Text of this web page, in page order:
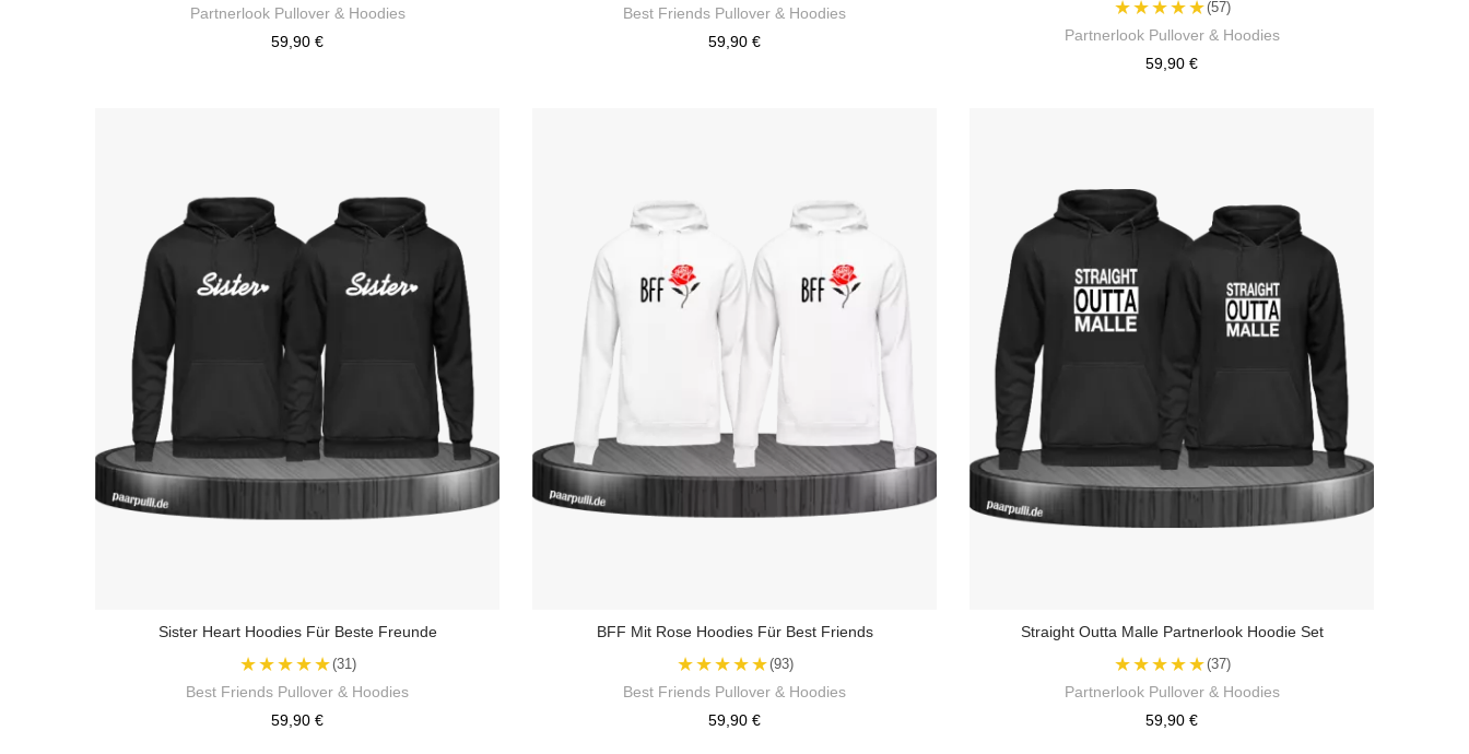
Partnerlook Pullover & Hoodies
59,90 €
Best Friends Pullover & Hoodies
59,90 €
★★★★★(57)
Partnerlook Pullover & Hoodies
59,90 €
Sister Heart Hoodies Für Beste Freunde
★★★★★(31)
Best Friends Pullover & Hoodies
59,90 €
BFF Mit Rose Hoodies Für Best Friends
★★★★★(93)
Best Friends Pullover & Hoodies
59,90 €
Straight Outta Malle Partnerlook Hoodie Set
★★★★★(37)
Partnerlook Pullover & Hoodies
59,90 €